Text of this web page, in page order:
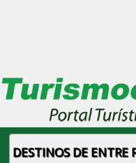
DESTINOS DE ENTRE